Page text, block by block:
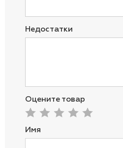
Недостатки
Оцените товар
Имя